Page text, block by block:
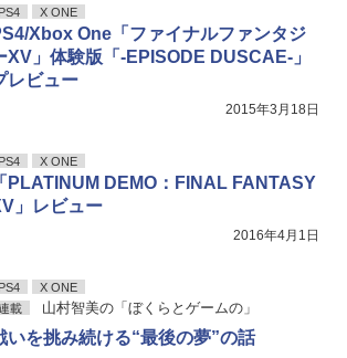
PS4 X ONE
Xbox One「ファイナルファンタジ
XV」体験版「-EPISODE DUSCAE-」
レビュー
2015年3月18日
PS4 X ONE
「PLATINUM DEMO：FINAL FANTASY
」レビュー
2016年4月1日
PS4
X ONE
載
山村智美の「ぼくらとゲームの」
いを挑み続ける“最後の夢”の話